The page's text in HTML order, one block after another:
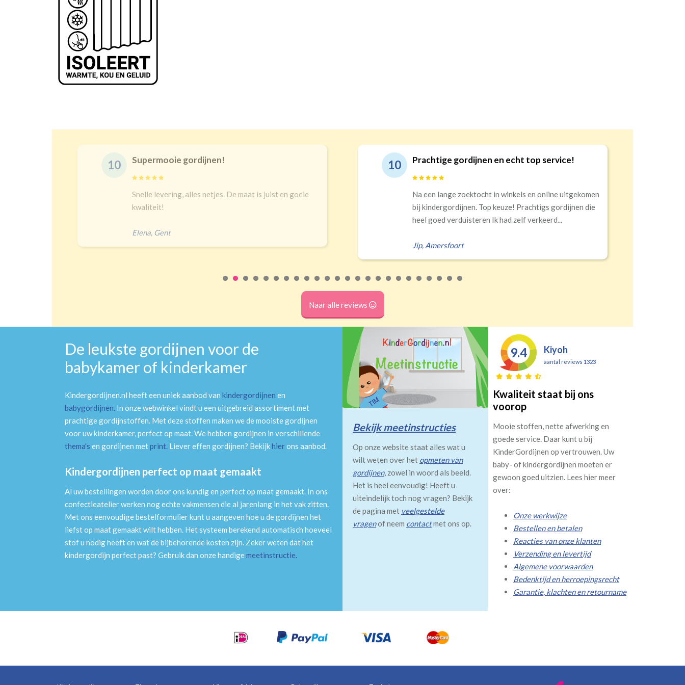
10 Supermooie gordijnen!
Snelle levering, alles netjes. De maat is juist en goeie
kwaliteit!
Elena, Gent
10 Prachtige gordijnen en echt top service!
Na een lange zoektocht in winkels en online uitgekomen
bij kindergordijnen. Top keuze! Prachtigs gordijnen die
heel goed verduisteren Ik had zelf verkeerd...
Jip, Amersfoort
Naar alle reviews
De leukste gordijnen voor de
babykamer of kinderkamer
Kindergordijnen.nl heeft een uniek aanbod van kindergordijnen en
babygordijnen. In onze webwinkel vindt u een uitgebreid assortiment met
prachtige gordijnstoffen. Met deze stoffen maken we de mooiste gordijnen
voor uw kinderkamer, perfect op maat. We hebben gordijnen in verschillende
thema's en gordijnen metprint. Liever effen gordijnen? Bekijkhierons aanbod.
Kindergordijnen perfect op maat gemaakt
Al uw bestellingen worden door ons kundig en perfect op maat gemaakt. In ons
confectieatelier werken nog echte vakmensen die al jarenlang in het vak zitten.
Met ons eenvoudige bestelformulier kunt u aangeven hoe u de gordijnen het
liefst op maat gemaakt wilt hebben. Het systeem berekend automatisch hoeveel
stof u nodig heeft en wat de bijbehorende kosten zijn. Zeker weten dat het
kindergordijn perfect past? Gebruik dan onze handigemeetinstructie.
Bekijk meetinstructies
Op onze website staat alles wat u
wilt weten over het opmeten van
gordijnen, zowel in woord als beeld.
Het is heel eenvoudig! Heeft u
uiteindelijk toch nog vragen? Bekijk
de pagina met veelgestelde
vragenof neem contactmet ons op.
9.4 Kiyoh
aantal reviews 1323
Kwaliteit staat bij ons
voorop
Mooie stoffen, nette afwerking en
goede service. Daar kunt u bij
KinderGordijnen op vertrouwen. Uw
baby- of kindergordijnen moeten er
gewoon goed uitzien. Lees hier meer
over:
Onze werkwijze
Bestellen en betalen
Reacties van onze klanten
Verzending en levertijd
Algemene voorwaarden
Bedenktijd en herroepingsrecht
Garantie, klachten en retourname